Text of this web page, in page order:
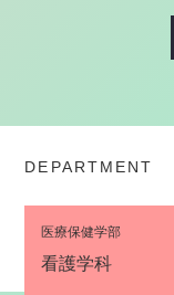
DEPARTMENT
医療保健学部
看護学科